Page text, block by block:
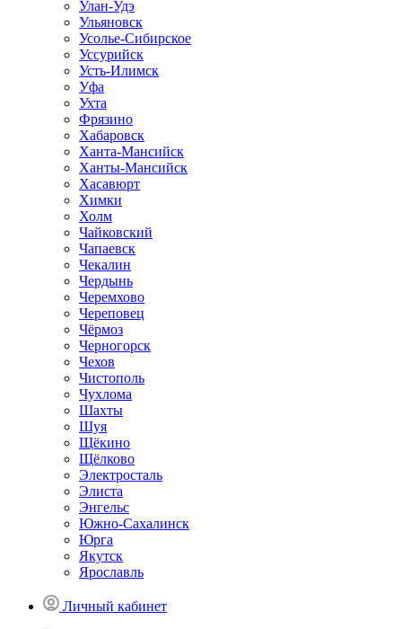
Улан-Удэ
Ульяновск
Усолье-Сибирское
Уссурийск
Усть-Илимск
Уфа
Ухта
Фрязино
Хабаровск
Ханта-Мансийск
Ханты-Мансийск
Хасавюрт
Химки
Холм
Чайковский
Чапаевск
Чекалин
Чердынь
Черемхово
Череповец
Чёрмоз
Черногорск
Чехов
Чистополь
Чухлома
Шахты
Шуя
Щёкино
Щёлково
Электросталь
Элиста
Энгельс
Южно-Сахалинск
Юрга
Якутск
Ярославль
Личный кабинет